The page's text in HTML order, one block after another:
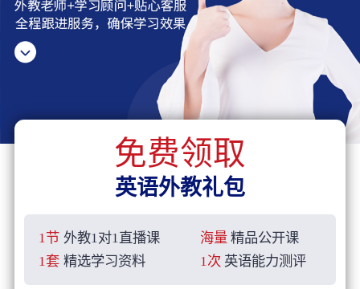
免费领取
英语外教礼包
1节 外教1对1直播课 海量 精品公开课
1套 精选学习资料 1次 英语能力测评